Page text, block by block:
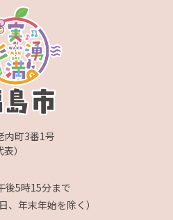
内町3番1号
表）
後5時15分まで
、年末年始を除く）